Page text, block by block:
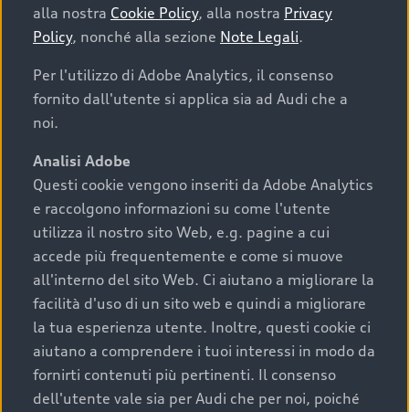
acquistare la tua prossima
auto
I requisiti fondamentali da considerare prima di
acquistare un’auto usata, oltre al prezzo e all'aspetto,
chilometraggio: un valore contenuto corrisponde a
uno stato migliore del veicolo e a una maggiore
durata nel tempo;
cronologia dei tagliandi: una documentazione
completa della vettura certifica una manutenzione
costante e accurata;
condizioni della carrozzeria e degli interni: una
buona conservazione evidenzia cura e attenzione del
precedente proprietario;
alla nostra Cookie Policy, alla nostra Privacy
Policy, nonché alla sezione Note Legali.
Per l'utilizzo di Adobe Analytics, il consenso
fornito dall'utente si applica sia ad Audi che a
noi.
Analisi Adobe
Questi cookie vengono inseriti da Adobe Analytics
e raccolgono informazioni su come l'utente
utilizza il nostro sito Web, e.g. pagine a cui
accede più frequentemente e come si muove
all'interno del sito Web. Ci aiutano a migliorare la
facilità d'uso di un sito web e quindi a migliorare
la tua esperienza utente. Inoltre, questi cookie ci
aiutano a comprendere i tuoi interessi in modo da
fornirti contenuti più pertinenti. Il consenso
dell'utente vale sia per Audi che per noi, poiché